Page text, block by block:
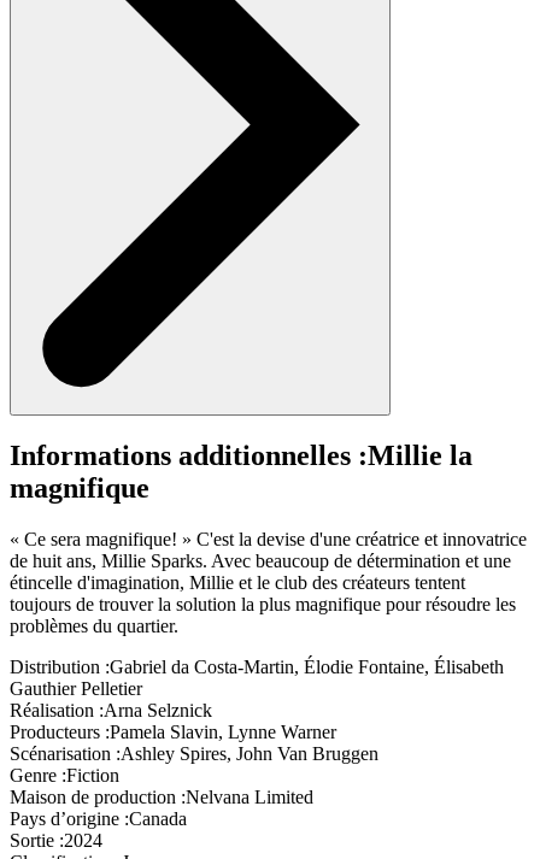
Informations additionnelles :Millie la
magnifique
« Ce sera magnifique! » C'est la devise d'une créatrice et innovatrice
de huit ans, Millie Sparks. Avec beaucoup de détermination et une
étincelle d'imagination, Millie et le club des créateurs tentent
toujours de trouver la solution la plus magnifique pour résoudre les
problèmes du quartier.
Distribution :Gabriel da Costa-Martin, Élodie Fontaine, Élisabeth
Gauthier Pelletier
Réalisation :Arna Selznick
Producteurs :Pamela Slavin, Lynne Warner
Scénarisation :Ashley Spires, John Van Bruggen
Genre :Fiction
Maison de production :Nelvana Limited
Pays d’origine :Canada
Sortie :2024